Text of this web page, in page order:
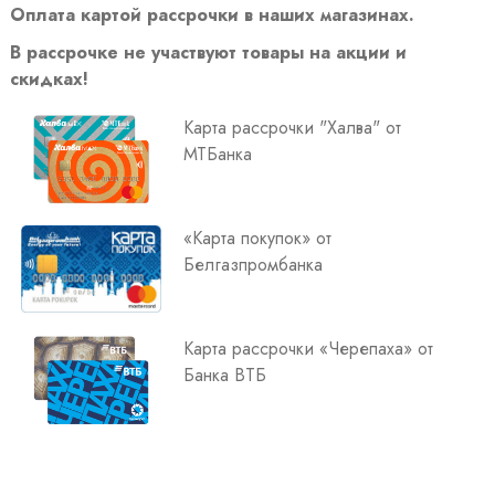
Оплата картой рассрочки в наших магазинах.
В рассрочке не участвуют товары на акции и
скидках!
Карта рассрочки "Халва" от
МТБанка
«Карта покупок» от
Белгазпромбанка
Карта рассрочки «Черепаха» от
Банка ВТБ